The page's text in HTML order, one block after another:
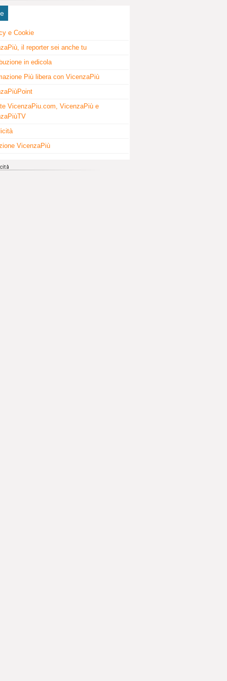
e Cookie
il reporter sei anche tu
in edicola
Più libera con VicenzaPiù
VicenzaPiu.com, VicenzaPiù e
VicenzaPiù